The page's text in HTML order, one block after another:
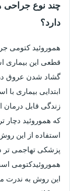
چند نوع جراحی
دارد؟
هموروئید کتومی
قطعی این بیماری
گشاد شدن عروق
ابتدایی بیماری با
زندگی قابل درمان
که هموروئید دچار
استفاده از این
پزشکی تهاجمی تر
هموروئیدکتومی
این روش به ندرت